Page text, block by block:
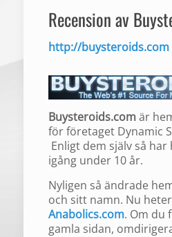
Recension av
http://buysteroids.com
Buysteroids.comär
för företaget Dynamic
Enligt dem själv så
igång under 10 år.
Nyligen så ändrade
och sitt namn. Nu
Anabolics.com. Om du
gamla sidan,